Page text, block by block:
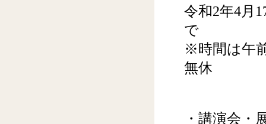
令和2年4月
で
※時間は午
無休
・講演会・